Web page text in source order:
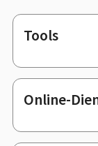
Footer
Tools
Online-